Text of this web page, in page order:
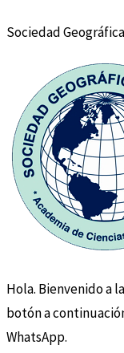
Sociedad
Hola. Bienvenido a
botón a
WhatsApp.